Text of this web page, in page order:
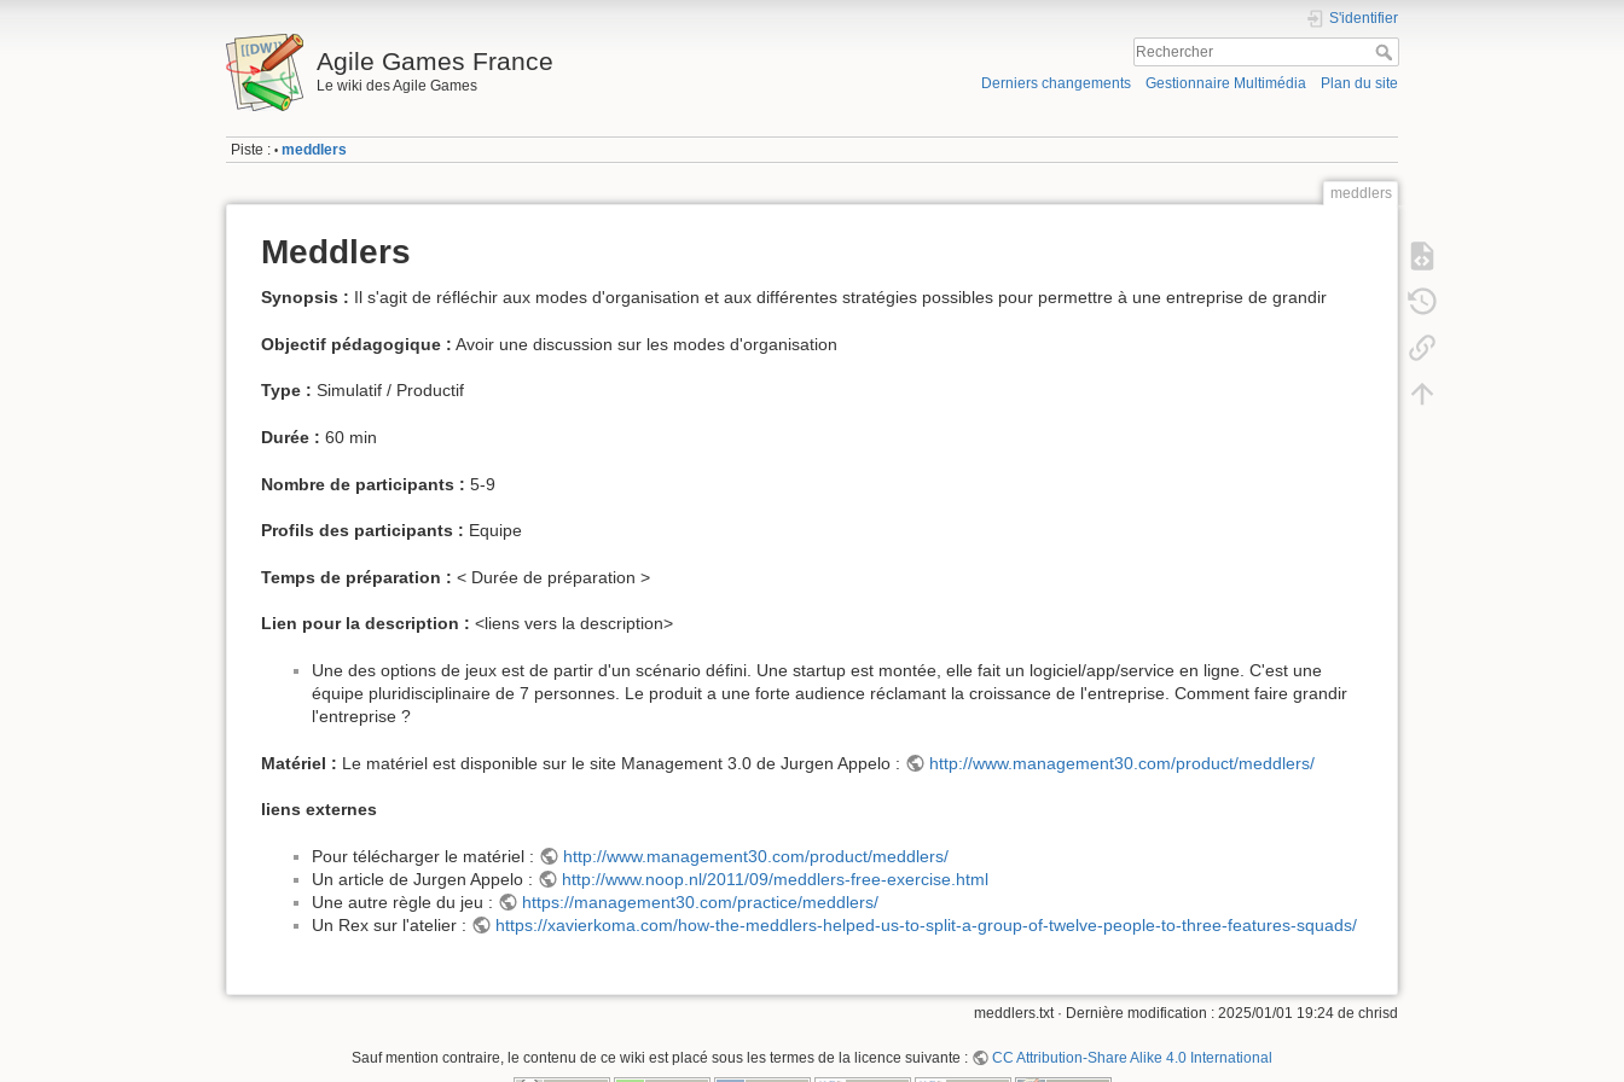
Agile Games France
Le wiki des Agile Games
S'identifier
Derniers changements Gestionnaire Multimédia Plan du site
Piste : • meddlers
meddlers
Meddlers
Synopsis : Il s'agit de réfléchir aux modes d'organisation et aux différentes stratégies possibles pour permettre à une entreprise de grandir
Objectif pédagogique : Avoir une discussion sur les modes d'organisation
Type : Simulatif / Productif
Durée : 60 min
Nombre de participants : 5-9
Profils des participants : Equipe
Temps de préparation : < Durée de préparation >
Lien pour la description : <liens vers la description>
Une des options de jeux est de partir d'un scénario défini. Une startup est montée, elle fait un logiciel/app/service en ligne. C'est une
équipe pluridisciplinaire de 7 personnes. Le produit a une forte audience réclamant la croissance de l'entreprise. Comment faire grandir
l'entreprise ?
Matériel : Le matériel est disponible sur le site Management 3.0 de Jurgen Appelo : http://www.management30.com/product/meddlers/
liens externes
Pour télécharger le matériel :
http://www.management30.com/product/meddlers/
Un article de Jurgen Appelo :
http://www.noop.nl/2011/09/meddlers-free-exercise.html
Une autre règle du jeu :
https://management30.com/practice/meddlers/
Un Rex sur l'atelier :
https://xavierkoma.com/how-the-meddlers-helped-us-to-split-a-group-of-twelve-people-to-three-features-squads/
meddlers.txt· Dernière modification : 2025/01/01 19:24 de chrisd
Sauf mention contraire, le contenu de ce wiki est placé sous les termes de la licence suivante : CC Attribution-Share Alike 4.0 International